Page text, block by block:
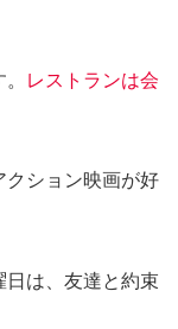
レストランは会
クション映画が好
日は、友達と約束